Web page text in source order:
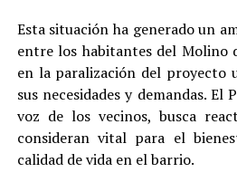
Esta situación ha generado un
entre los habitantes del Molino
en la paralización del proyecto
sus necesidades y demandas. El
voz de los vecinos, busca
consideran vital para el
calidad de vida en el barrio.